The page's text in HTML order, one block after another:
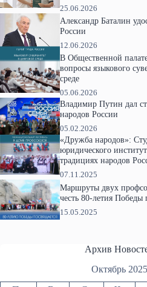
25.06.2026
Александр Баталин
России
12.06.2026
В Общественной
вопросы языкового
среде
05.06.2026
Владимир Путин дал
народов России
05.02.2026
«Дружба народов»:
юридического
традициях народов
07.11.2025
Маршруты двух
честь 80-летия Победы
15.05.2025
Архив
Октябрь 2025